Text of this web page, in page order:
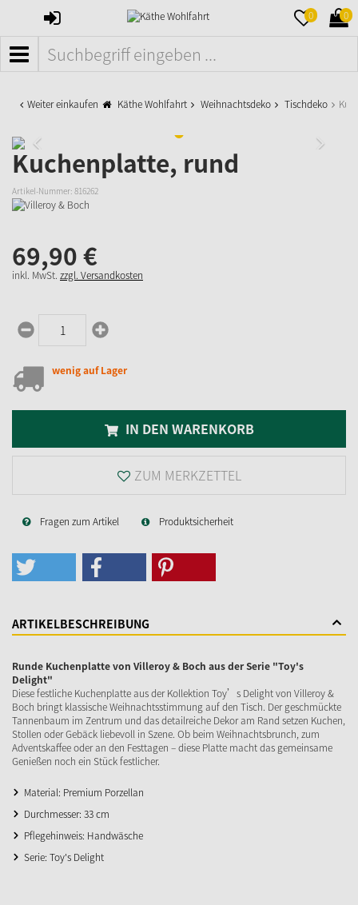
ANMELDEN 0 0
MENÜ
Weiter einkaufen Käthe Wohlfahrt Weihnachtsdeko Tischdeko
Kuchenplatte, rund
Artikel-Nummer: 816262
69,90€
inkl. MwSt. zzgl. Versandkosten
wenig auf Lager
IN DEN WARENKORB
ZUM MERKZETTEL
Fragen zum Artikel Produktsicherheit
ARTIKELBESCHREIBUNG
Runde Kuchenplatte von Villeroy & Boch aus der Serie "Toy's
Delight"
Diese festliche Kuchenplatte aus der Kollektion Toy’s Delight von Villeroy &
Boch bringt klassische Weihnachtsstimmung auf den Tisch. Der geschmückte
Tannenbaum im Zentrum und das detailreiche Dekor am Rand setzen Kuchen,
Stollen oder Gebäck liebevoll in Szene. Ob beim Weihnachtsbrunch, zum
Adventskaffee oder an den Festtagen – diese Platte macht das gemeinsame
Genießen noch ein Stück festlicher.
Material: Premium Porzellan
Durchmesser: 33 cm
Pflegehinweis: Handwäsche
Serie: Toy's Delight